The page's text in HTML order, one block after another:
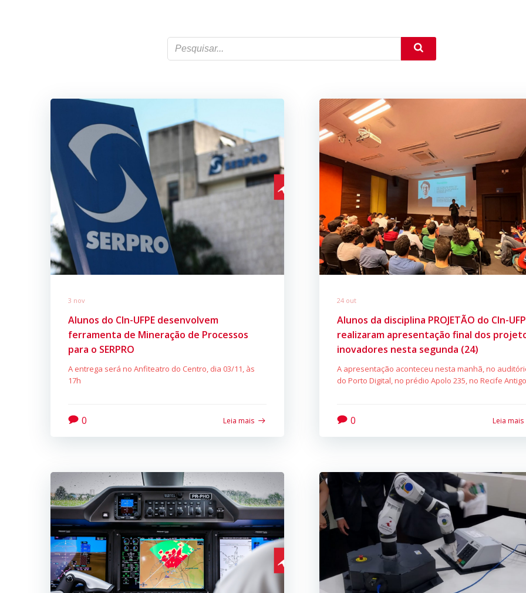
3 nov
Alunos do CIn-UFPE desenvolvem
ferramenta de Mineração de Processos
para o SERPRO
A entrega será no Anfiteatro do Centro, dia 03/11, às
17h
0 Leia mais
24 out
Alunos da disciplina PROJETÃO do CIn-
realizaram apresentação final dos
inovadores nesta segunda (24)
A apresentação aconteceu nesta manhã, no
do Porto Digital, no prédio Apolo 235, no Recife
0 Leia mais